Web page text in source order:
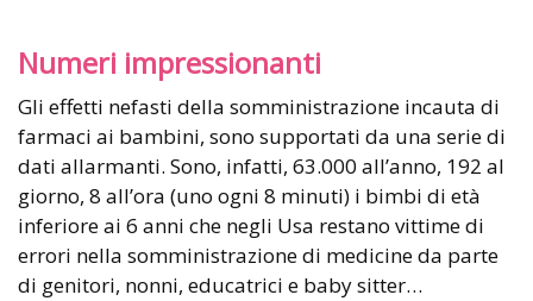
Numeri impressionanti
Gli effetti nefasti della somministrazione incauta di
farmaci ai bambini, sono supportati da una serie di
dati allarmanti. Sono, infatti, 63.000 all’anno, 192 al
giorno, 8 all’ora (uno ogni 8 minuti) i bimbi di età
inferiore ai 6 anni che negli Usa restano vittime di
errori nella somministrazione di medicine da parte
di genitori, nonni, educatrici e baby sitter…